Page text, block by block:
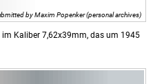
by Maxim Popenker (personal archives)
Kaliber 7,62x39mm, das um 1945